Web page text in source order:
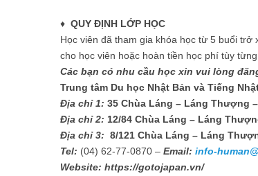
♦ QUY ĐỊNH LỚP HỌC
Học viên đã tham gia khóa học từ 5 buổi
cho học viên hoặc hoàn tiền học phí tùy
Các bạn có nhu cầu học xin vui lòng
Trung tâm Du học Nhật Bản và Tiếng
Địa chỉ 1: 35 Chùa Láng – Láng Thượng
Địa chỉ 2: 12/84 Chùa Láng – Láng
Địa chỉ 3: 8/121 Chùa Láng – Láng
Tel: (04) 62-77-0870 – Email: info-
Website: https://gotojapan.vn/